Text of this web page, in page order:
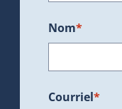
Nom*
Courriel*